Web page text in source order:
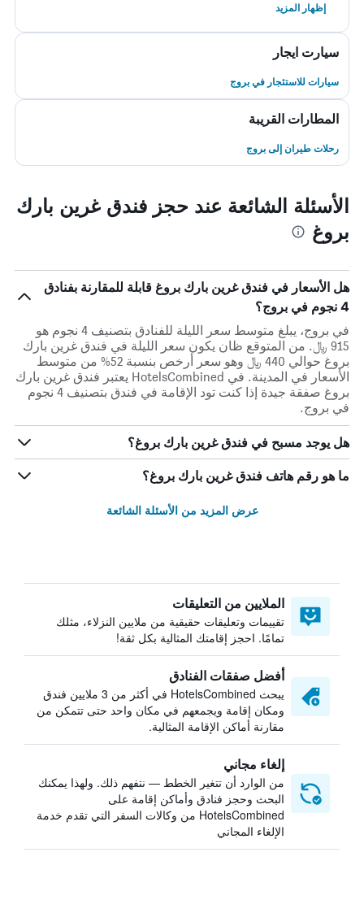
إظهار المزيد
سيارت ايجار
سيارات للاستئجار في بروج
المطارات القريبة
رحلات طيران إلى بروج
الأسئلة الشائعة عند حجز فندق غرين بارك
بروغ
هل الأسعار في فندق غرين بارك بروغ قابلة للمقارنة بفنادق
4 نجوم في بروج؟
في بروج، يبلغ متوسط ​​سعر الليلة للفنادق بتصنيف 4 نجوم هو
915 ﷼. من المتوقع ظان يكون سعر الليلة في فندق غرين بارك
بروغ حوالي 440 ﷼ وهو سعر أرخص بنسبة 52% من متوسط
الأسعار في المدينة. في HotelsCombined يعتبر فندق غرين بارك
بروغ صفقة جيدة إذا كنت تود الإقامة في فندق بتصنيف 4 نجوم
في بروج.
هل يوجد مسبح في فندق غرين بارك بروغ؟
ما هو رقم هاتف فندق غرين بارك بروغ؟
عرض المزيد من الأسئلة الشائعة
الملايين من التعليقات
تقييمات وتعليقات حقيقية من ملايين النزلاء، مثلك
تمامًا. احجز إقامتك المثالية بكل ثقة!
أفضل صفقات الفنادق
يبحث HotelsCombined في أكثر من 3 ملايين فندق
ومكان إقامة ويجمعهم في مكان واحد حتى تتمكن من
مقارنة أماكن الإقامة المثالية.
إلغاء مجاني
من الوارد أن تتغير الخطط — نتفهم ذلك. ولهذا يمكنك
البحث وحجز فنادق وأماكن إقامة على
HotelsCombined من وكالات السفر التي تقدم خدمة
الإلغاء المجاني